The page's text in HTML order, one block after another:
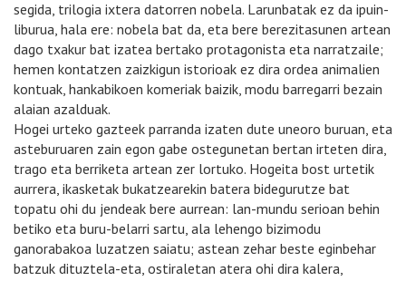
segida, trilogia ixtera datorren nobela. Larunbatak ez da ipuin-
liburua, hala ere: nobela bat da, eta bere berezitasunen artean
dago txakur bat izatea bertako protagonista eta narratzaile;
hemen kontatzen zaizkigun istorioak ez dira ordea animalien
kontuak, hankabikoen komeriak baizik, modu barregarri bezain
alaian azalduak.
Hogei urteko gazteek parranda izaten dute uneoro buruan, eta
asteburuaren zain egon gabe ostegunetan bertan irteten dira,
trago eta berriketa artean zer lortuko. Hogeita bost urtetik
aurrera, ikasketak bukatzearekin batera bidegurutze bat
topatu ohi du jendeak bere aurrean: lan-mundu serioan behin
betiko eta buru-belarri sartu, ala lehengo bizimodu
ganorabakoa luzatzen saiatu; astean zehar beste eginbehar
batzuk dituztela-eta, ostiraletan atera ohi dira kalera,